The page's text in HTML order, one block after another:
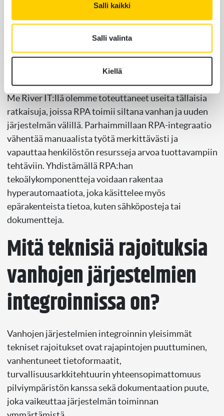
Salli kaikki
Salli valinta
Kiellä
hakea tarvittavat tiedot, muokata niitä tarvittaessa ja
syöttää ne pilvipalveluun täysin ilman ihmisen
väliintuloa. Tämä tekee ohjelmistorobotiikasta
järjestelmäpäivitys tai API-kehitys ei ole
taloudellisesti tai teknisesti perusteltua.
Me River IT:llä olemme toteuttaneet useita tällaisia
ratkaisuja, joissa RPA toimii siltana vanhan ja uuden
järjestelmän välillä. Parhaimmillaan RPA-integraatio
vähentää manuaalista työtä merkittävästi ja
vapauttaa henkilöstön resursseja arvoa tuottavampiin
tehtäviin. Yhdistämällä RPA:han
tekoälykomponentteja voidaan rakentaa
hyperautomaatiota, joka käsittelee myös
epärakenteista tietoa, kuten sähköposteja tai
dokumentteja.
Mitä teknisiä rajoituksia
vanhojen järjestelmien
integroinnissa on?
Vanhojen järjestelmien integroinnin yleisimmät
tekniset rajoitukset ovat rajapintojen puuttuminen,
vanhentuneet tietoformaatit,
turvallisuusarkkitehtuurin yhteensopimattomuus
pilviympäristön kanssa sekä dokumentaation puute,
joka vaikeuttaa järjestelmän toiminnan